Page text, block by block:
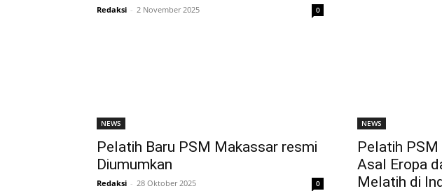
Redaksi - 2 November 2025 0
NEWS
Pelatih Baru PSM Makassar resmi
Diumumkan
Redaksi - 28 Oktober 2025 0
NEWS
Pelatih PSM
Asal Eropa
Melatih di